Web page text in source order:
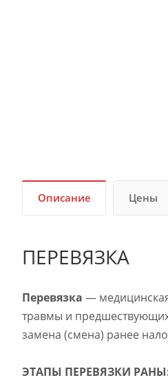
Описание Цены
ПЕРЕВЯЗКА
Перевязка —
травмы и предшествующих
замена (смена) ранее
ЭТАПЫ ПЕРЕВЯЗКИ